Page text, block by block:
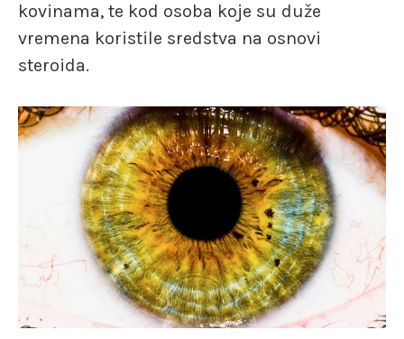
kovinama, te kod osoba koje su duže
vremena koristile sredstva na osnovi
steroida.